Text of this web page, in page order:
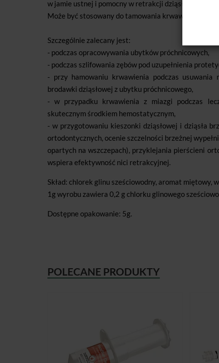
w jamie ustnej i pomocny w retrakcji dziąsła;
Może być stosowany do tamowania krwawienia
Szczególnie zalecany jest:
- podczas opracowywania ubytków próchnicowych,
- podczas szlifowania zębów pod uzupełnienia
- przy hamowaniu krwawienia podczas usuwania
brodawki dziąsłowej z ubytku próchnicowego,
- w przypadku krwawienia z miazgi podczas
skutecznym środkiem hemostatycznym,
- w przygotowaniu kieszonki dziąsłowej i dziąsła
ortodontycznych, ocenie szczelności brzeżnej
opartych na wszczepach), przyklejania pierścieni
wspiera efektywność nici retrakcyjnej.
Skład: chlorek glinu sześciowodny, aromat miętowy,
1g wyrobu zawiera 0,2 g chlorku glinowego
Dostępne opakowanie: 5g.
POLECANE PRODUKTY